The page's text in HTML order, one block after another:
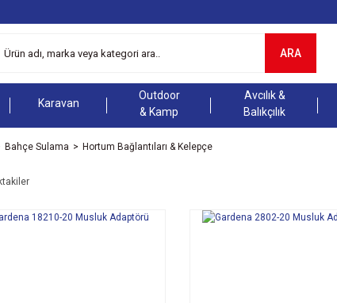
ARA
Karavan
Outdoor
& Kamp
Avcılık &
Balıkçılık
Bahçe Sulama Hortum Bağlantıları & Kelepçe